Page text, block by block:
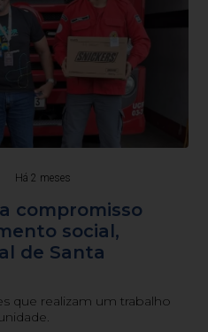
Há 2 meses
compromisso
social,
de Santa
que realizam um trabalho